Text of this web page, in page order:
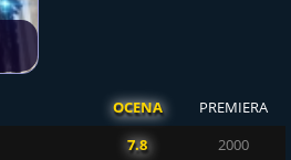
OCENA PREMIERA
7.8 2000